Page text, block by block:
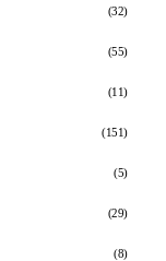
(32)
(55)
(11)
(151)
(5)
(29)
(8)